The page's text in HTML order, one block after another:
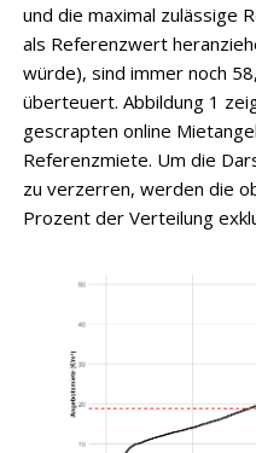
und die maximal zulässige
als Referenzwert
würde), sind immer noch
überteuert. Abbildung 1
gescrapten online
Referenzmiete. Um die
zu verzerren, werden die
Prozent der Verteilung